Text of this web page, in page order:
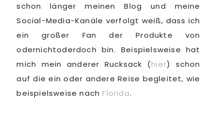
schon länger meinen Blog und meine
Social-Media-Kanäle verfolgt weiß, dass ich
ein großer Fan der Produkte von
odernichtoderdoch bin. Beispielsweise hat
mich mein anderer Rucksack (hier) schon
auf die ein oder andere Reise begleitet, wie
beispielsweise nach Florida.